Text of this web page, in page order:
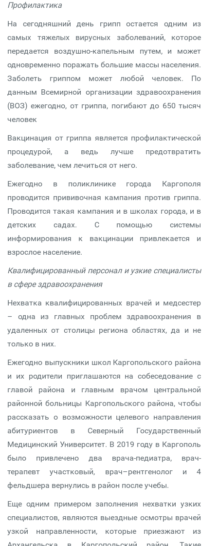
Профилактика
На сегодняшний день грипп остается одним из
самых тяжелых вирусных заболеваний, которое
передается воздушно-капельным путем, и может
одновременно поражать большие массы населения.
Заболеть гриппом может любой человек. По
данным Всемирной организации здравоохранения
(ВОЗ) ежегодно, от гриппа, погибают до 650 тысяч
человек
Вакцинация от гриппа является профилактической
процедурой, а ведь лучше предотвратить
заболевание, чем лечиться от него.
Ежегодно в поликлинике города Каргополя
проводится прививочная кампания против гриппа.
Проводится такая кампания и в школах города, и в
детских садах. С помощью системы
информирования к вакцинации привлекается и
взрослое население.
Квалифицированный персонал и узкие специалисты
в сфере здравоохранения
Нехватка квалифицированных врачей и медсестер
– одна из главных проблем здравоохранения в
удаленных от столицы региона областях, да и не
только в них.
Ежегодно выпускники школ Каргопольского района
и их родители приглашаются на собеседование с
главой района и главным врачом центральной
районной больницы Каргопольского района, чтобы
рассказать о возможности целевого направления
абитуриентов в Северный Государственный
Медицинский Университет. В 2019 году в Каргополь
было привлечено два врача-педиатра, врач-
терапевт участковый, врач–рентгенолог и 4
фельдшера вернулись в район после учебы.
Еще одним примером заполнения нехватки узких
специалистов, являются выездные осмотры врачей
узкой направленности, которые приезжают из